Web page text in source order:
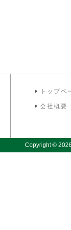
トップペ
会社概要
Copyright ©